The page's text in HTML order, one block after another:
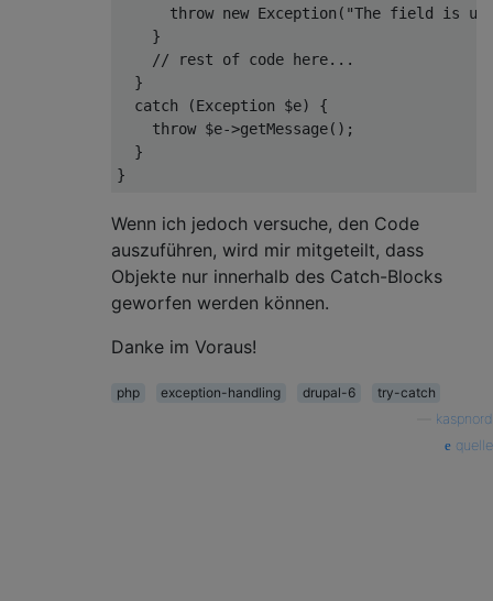
throw new Exception ( "The field is
    }
// rest of code here...
  }
catch (Exception $e) {
throw $e->getMessage();
  }
Wenn ich jedoch versuche, den Code
auszuführen, wird mir mitgeteilt, dass
Objekte nur innerhalb des Catch-Blocks
geworfen werden können.
Danke im Voraus!
php exception-handling drupal-6
try-catch
kaspnord
quelle